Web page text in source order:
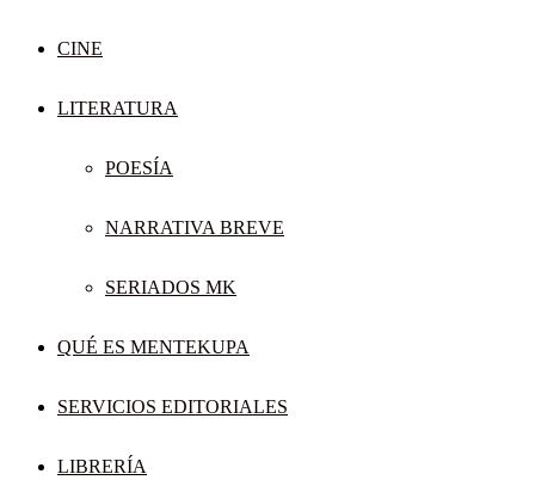
CINE
LITERATURA
POESÍA
NARRATIVA BREVE
SERIADOS MK
QUÉ ES MENTEKUPA
SERVICIOS EDITORIALES
LIBRERÍA